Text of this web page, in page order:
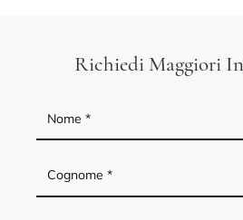
Richiedi Maggiori